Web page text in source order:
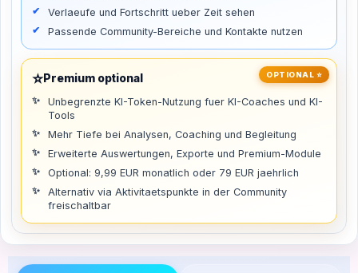
Verlaeufe und Fortschritt ueber Zeit sehen
Passende Community-Bereiche und Kontakte nutzen
OPTIONAL ⭐
⭐Premium optional
Unbegrenzte KI-Token-Nutzung fuer KI-Coaches und KI-
Tools
Mehr Tiefe bei Analysen, Coaching und Begleitung
Erweiterte Auswertungen, Exporte und Premium-Module
Optional: 9,99 EUR monatlich oder 79 EUR jaehrlich
Alternativ via Aktivitaetspunkte in der Community
freischaltbar